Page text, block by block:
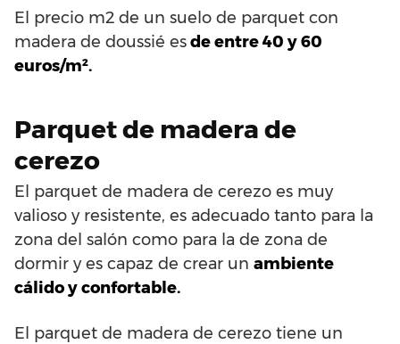
El precio m2 de un suelo de parquet con
madera de doussié esde entre 40 y 60
euros/m².
Parquet de madera de
cerezo
El parquet de madera de cerezo es muy
valioso y resistente, es adecuado tanto para la
zona del salón como para la de zona de
dormir y es capaz de crear un ambiente
cálido y confortable.
El parquet de madera de cerezo tiene un